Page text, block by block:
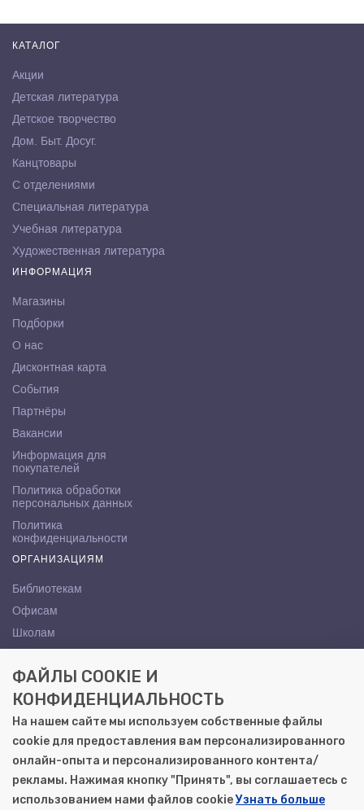
КАТАЛОГ
Акции
Детская литература
Детское творчество
Дом. Быт. Досуг.
Канцтовары
С отделениями
Специальная литература
Учебная литература
Художественная литература
ИНФОРМАЦИЯ
Магазины
Подборки
О нас
Дисконтная карта
События
Партнёры
Вакансии
Информация для
покупателей
Политика обработки
персональных данных
Политика
конфиденциальности
ОРГАНИЗАЦИЯМ
Библиотекам
Офисам
Школам
КОНТАКТЫ
Саратов, ул. Осипова, 10А
+7 (8452) 72-65-65
gemera@moya-kniga.ru
ФАЙЛЫ COOKIE И
КОНФИДЕНЦИАЛЬНОСТЬ
На нашем сайте мы используем собственные файлы
cookie для предоставления вам персонализированного
онлайн-опыта и персонализированного контента/
рекламы. Нажимая кнопку "Принять", вы соглашаетесь с
использованием нами файлов cookieУзнать больше